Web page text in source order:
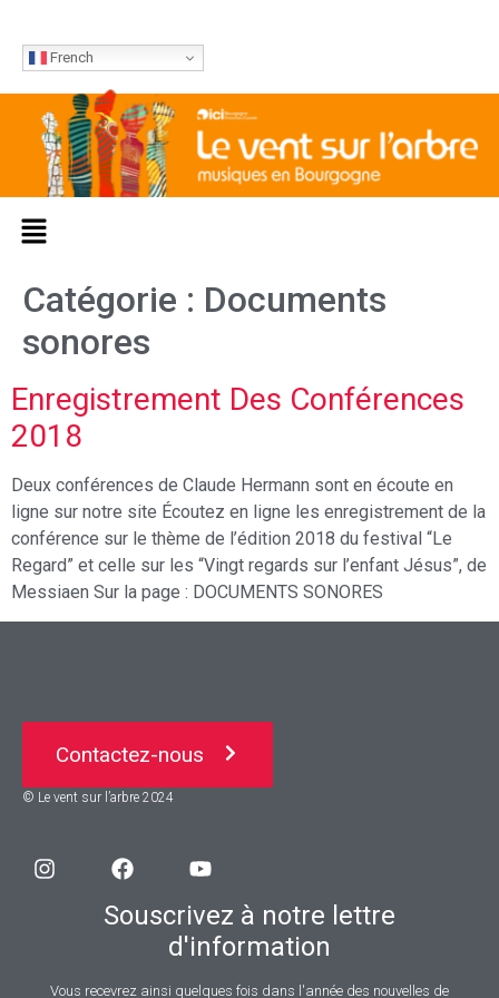
French
Catégorie : Documents
sonores
Enregistrement Des Conférences
2018
Deux conférences de Claude Hermann sont en écoute en
ligne sur notre site Écoutez en ligne les enregistrement de la
conférence sur le thème de l’édition 2018 du festival “Le
Regard” et celle sur les “Vingt regards sur l’enfant Jésus”, de
Messiaen Sur la page : DOCUMENTS SONORES
Contactez-nous
© Le vent sur l’arbre 2024
Souscrivez à notre lettre
d'information
Vous recevrez ainsi quelques fois dans l'année des nouvelles de